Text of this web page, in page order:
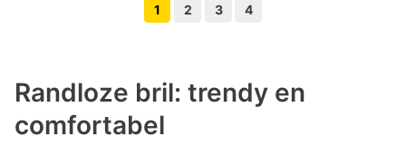
Vorige pagina knop
1 2 3 4
Randloze bril: trendy en
comfortabel